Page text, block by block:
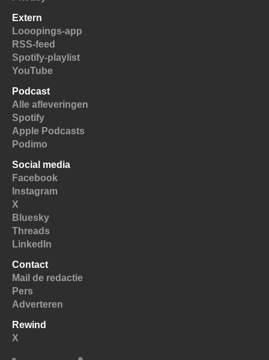
Extern
Looopings-app
RSS-feed
Spotify-playlist
YouTube
Podcast
Alle afleveringen
Spotify
Apple Podcasts
Podimo
Social media
Facebook
Instagram
X
Bluesky
Threads
LinkedIn
Contact
Mail de redactie
Pers
Adverteren
Rewind
X